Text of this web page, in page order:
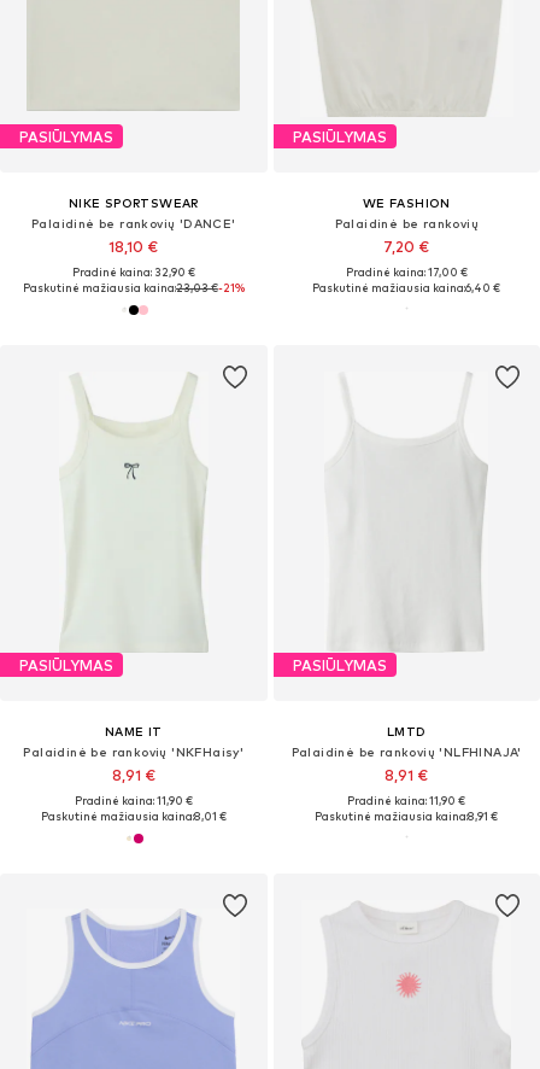
PASIŪLYMAS
NIKE SPORTSWEAR
Palaidinė be rankovių 'DANCE'
18,10 €
Pradinė kaina: 32,90 €
Paskutinė mažiausia kaina:23,03 €-21%
PASIŪLYMAS
WE FASHION
Palaidinė be rankovių
7,20 €
Pradinė kaina: 17,00 €
Paskutinė mažiausia kaina:6,40 €
PASIŪLYMAS
NAME IT
Palaidinė be rankovių 'NKFHaisy'
8,91 €
Pradinė kaina: 11,90 €
Paskutinė mažiausia kaina:8,01 €
PASIŪLYMAS
LMTD
Palaidinė be rankovių 'NLFHINAJA'
8,91 €
Pradinė kaina: 11,90 €
Paskutinė mažiausia kaina:8,91 €